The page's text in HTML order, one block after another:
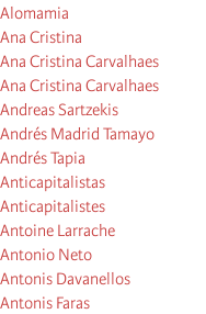
Alomamia
Ana Cristina
Ana Cristina Carvalhaes
Ana Cristina Carvalhaes
Andreas Sartzekis
Andrés Madrid Tamayo
Andrés Tapia
Anticapitalistas
Anticapitalistes
Antoine Larrache
Antonio Neto
Antonis Davanellos
Antonis Faras